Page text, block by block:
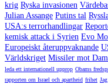
krig Ryska invasionen
Julian Assange Putins tal
USA:s terrorhandlingar
kemisk attack i Syrien Evo
Europeiskt återuppvaknande
Världskriget Missiler mot
leda ett internationell upprop Obams
rapporten om Israel och apartheid frihet